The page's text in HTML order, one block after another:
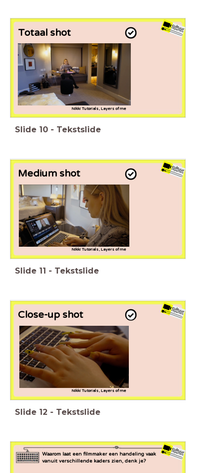
Totaal shot
Nikki Tutorials, Layers of me
Slide 10 - Tekstslide
Medium shot
Nikki Tutorials, Layers of me
Slide 11 - Tekstslide
Close-up shot
Nikki Tutorials, Layers of me
Slide 12 - Tekstslide
Waarom laat een filmmaker een handeling vaak
vanuit verschillende kaders zien, denk je?